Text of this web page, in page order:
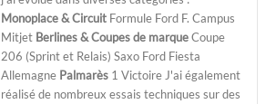
Monoplace & Circuit Formule Ford F. Campus
Mitjet Berlines & Coupes de marqueCoupe
206 (Sprint et Relais) Saxo Ford Fiesta
Allemagne Palmarès 1 Victoire J'ai également
réalisé de nombreux essais techniques sur des